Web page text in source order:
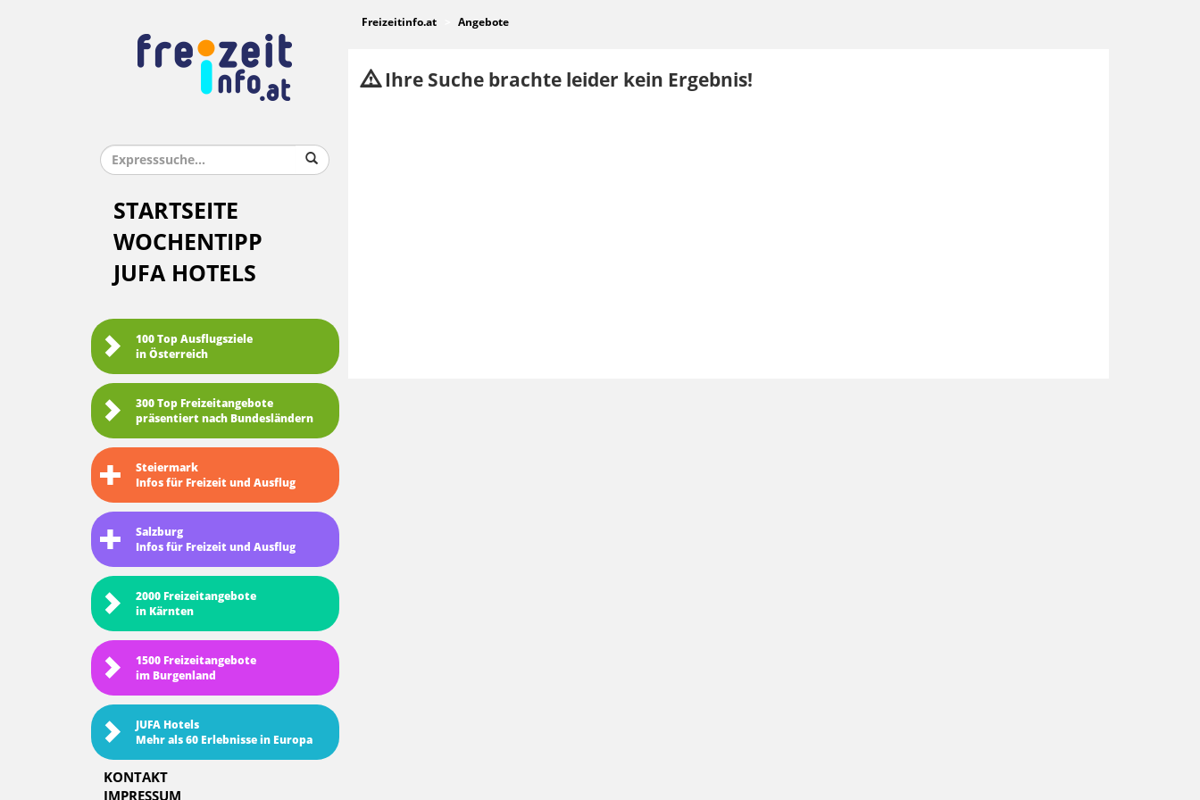
STARTSEITE
WOCHENTIPP
JUFA HOTELS
100 Top Ausflugsziele
in Österreich
300 Top Freizeitangebote
präsentiert nach Bundesländern
Steiermark
Infos für Freizeit und Ausflug
Salzburg
Infos für Freizeit und Ausflug
2000 Freizeitangebote
in Kärnten
1500 Freizeitangebote
im Burgenland
JUFA Hotels
Mehr als 60 Erlebnisse in Europa
KONTAKT
IMPRESSUM
Freizeitinfo.at Angebote
Ihre Suche brachte leider kein Ergebnis!